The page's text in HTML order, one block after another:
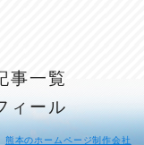
事一覧
ィール
熊本のホームページ制作会社